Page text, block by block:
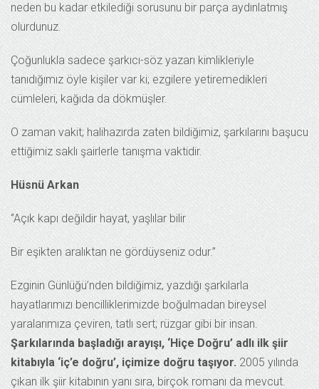
neden bu kadar etkilediği sorusunu bir parça aydınlatmış
olurdunuz.
Çoğunlukla sadece şarkıcı-söz yazarı kimlikleriyle
tanıdığımız öyle kişiler var ki; ezgilere yetiremedikleri
cümleleri, kağıda da dökmüşler.
O zaman vakit; halihazırda zaten bildiğimiz, şarkılarını başucu
ettiğimiz saklı şairlerle tanışma vaktidir.
Hüsnü Arkan
‘’Açık kapı değildir hayat, yaşlılar bilir
Bir eşikten aralıktan ne gördüyseniz odur.’’
Ezginin Günlüğü’nden bildiğimiz, yazdığı şarkılarla
hayatlarımızı bencilliklerimizde boğulmadan bireysel
yaralarımıza çeviren, tatlı sert; rüzgar gibi bir insan.
Şarkılarında başladığı arayışı, ‘Hiçe Doğru’ adlı ilk şiir
kitabıyla ‘iç’e doğru’, içimize doğru taşıyor. 2005 yılında
çıkan ilk şiir kitabının yanı sıra, birçok romanı da mevcut.